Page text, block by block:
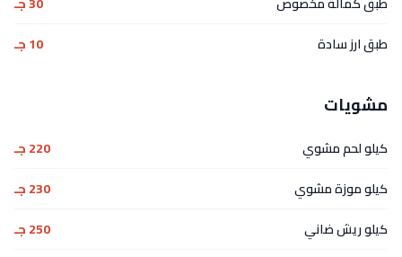
طبق ارز سادة
10 جـ
مشويات
كيلو لحم مشوي
220 جـ
كيلو موزة مشوي
230 جـ
كيلو ريش ضاني
250 جـ